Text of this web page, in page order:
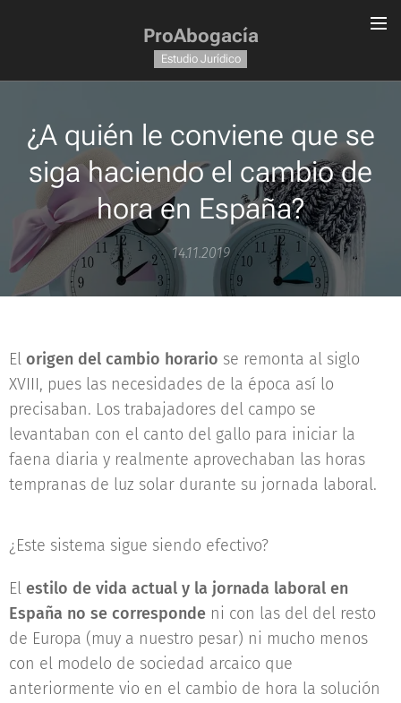
ProAbogacía
Estudio Jurídico
¿A quién le conviene que se
siga haciendo el cambio de
hora en España?
14.11.2019
El origen del cambio horario se remonta al siglo
XVIII, pues las necesidades de la época así lo
precisaban. Los trabajadores del campo se
levantaban con el canto del gallo para iniciar la
faena diaria y realmente aprovechaban las horas
tempranas de luz solar durante su jornada laboral.
¿Este sistema sigue siendo efectivo?
El estilo de vida actual y la jornada laboral en
España no se corresponde ni con las del del resto
de Europa (muy a nuestro pesar) ni mucho menos
con el modelo de sociedad arcaico que
anteriormente vio en el cambio de hora la solución